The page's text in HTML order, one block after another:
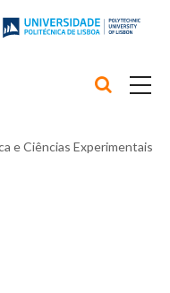
e Ciências Experimentais